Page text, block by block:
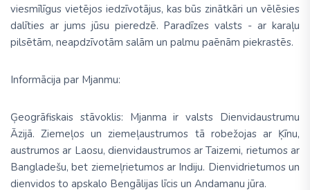
viesmīlīgus vietējos iedzīvotājus, kas būs zinātkāri un vēlēsies
dalīties ar jums jūsu pieredzē. Paradīzes valsts - ar karaļu
pilsētām, neapdzīvotām salām un palmu paēnām piekrastēs.
Informācija par Mjanmu:
Ģeogrāfiskais stāvoklis: Mjanma ir valsts Dienvidaustrumu
Āzijā. Ziemeļos un ziemeļaustrumos tā robežojas ar Ķīnu,
austrumos ar Laosu, dienvidaustrumos ar Taizemi, rietumos ar
Bangladešu, bet ziemeļrietumos ar Indiju. Dienvidrietumos un
dienvidos to apskalo Bengālijas līcis un Andamanu jūra.